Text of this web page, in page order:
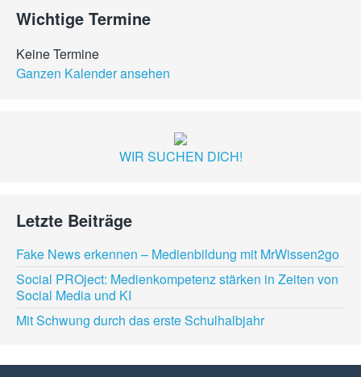
Wichtige Termine
Keine Termine
Ganzen Kalender ansehen
WIR SUCHEN DICH!
Letzte Beiträge
Fake News erkennen – Medienbildung mit MrWissen2go
Social PROject: Medienkompetenz stärken in Zeiten von
Social Media und KI
Mit Schwung durch das erste Schulhalbjahr